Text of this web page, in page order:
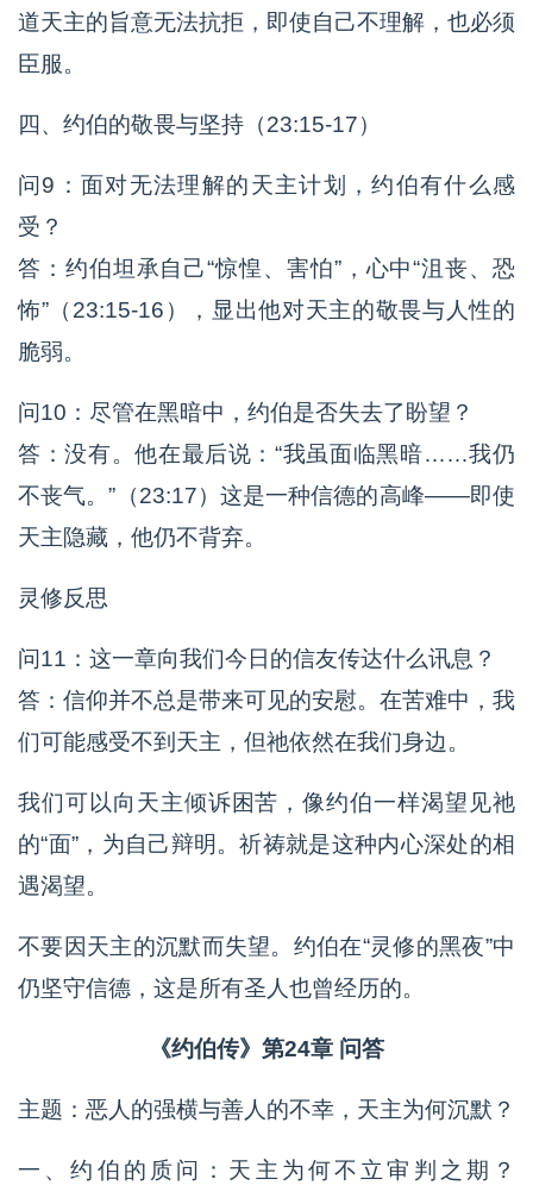
道天主的旨意无法抗拒，即使自己不理解，也必须
臣服。
四、约伯的敬畏与坚持（23:15-17）
问9：面对无法理解的天主计划，约伯有什么感
受？
答：约伯坦承自己“惊惶、害怕”，心中“沮丧、恐
怖”（23:15-16），显出他对天主的敬畏与人性的
脆弱。
问10：尽管在黑暗中，约伯是否失去了盼望？
答：没有。他在最后说：“我虽面临黑暗……我仍
不丧气。”（23:17）这是一种信德的高峰——即使
天主隐藏，他仍不背弃。
灵修反思
问11：这一章向我们今日的信友传达什么讯息？
答：信仰并不总是带来可见的安慰。在苦难中，我
们可能感受不到天主，但祂依然在我们身边。
我们可以向天主倾诉困苦，像约伯一样渴望见祂
的“面”，为自己辩明。祈祷就是这种内心深处的相
遇渴望。
不要因天主的沉默而失望。约伯在“灵修的黑夜”中
仍坚守信德，这是所有圣人也曾经历的。
《约伯传》第24章 问答
主题：恶人的强横与善人的不幸，天主为何沉默？
一、约伯的质问：天主为何不立审判之期？